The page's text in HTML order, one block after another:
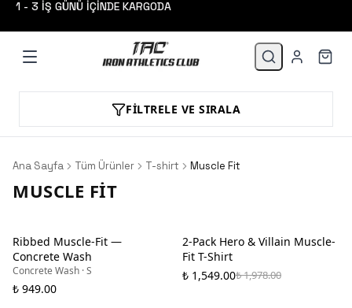
1 - 3 İŞ GÜNÜ İÇİNDE KARGODA
FILTRELE VE SIRALA
Ana Sayfa Tüm Ürünler T-shirt Muscle Fit
MUSCLE FIT
Ribbed Muscle-Fit —
Concrete Wash
Concrete Wash · S
₺ 949.00
2-Pack Hero & Villain Muscle-
Fit T-Shirt
₺ 1,549.00₺ 1,978.00